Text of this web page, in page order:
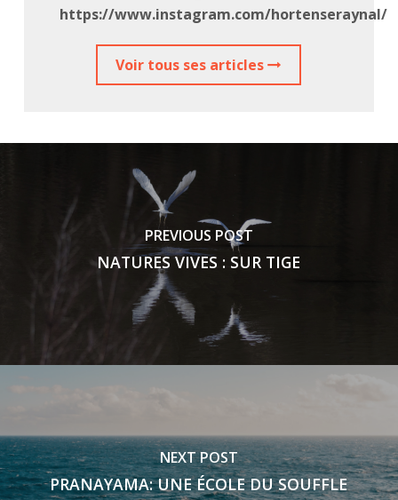
https://www.instagram.com/hortenseraynal/
Voir tous ses articles
PREVIOUS POST
NATURES VIVES : SUR TIGE
NEXT POST
PRANAYAMA: UNE ÉCOLE DU SOUFFLE